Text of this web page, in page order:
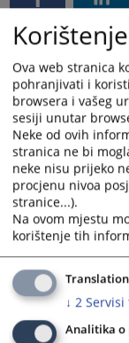
Ova web stranica
pohranjivati i
browsera i vašeg
sesiji unutar
Neke od ovih
stranica ne bi
neke nisu prijeko
procjenu nivoa
stranice...).
Na ovom mjestu
korištenje tih
Translation
↓ 2
Analitika o